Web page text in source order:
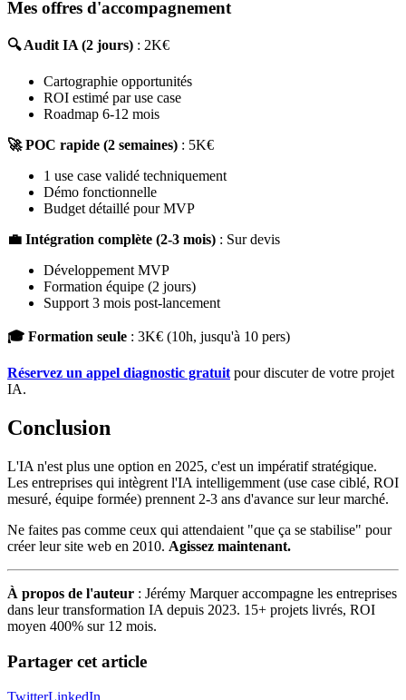
Mes offres d'accompagnement
🔍 Audit IA (2 jours) : 2K€
Cartographie opportunités
ROI estimé par use case
Roadmap 6-12 mois
🚀 POC rapide (2 semaines) : 5K€
1 use case validé techniquement
Démo fonctionnelle
Budget détaillé pour MVP
💼 Intégration complète (2-3 mois) : Sur devis
Développement MVP
Formation équipe (2 jours)
Support 3 mois post-lancement
🎓 Formation seule : 3K€ (10h, jusqu'à 10 pers)
Réservez un appel diagnostic gratuitpour discuter de votre projet
IA.
Conclusion
L'IA n'est plus une option en 2025, c'est un impératif stratégique.
Les entreprises qui intègrent l'IA intelligemment (use case ciblé, ROI
mesuré, équipe formée) prennent 2-3 ans d'avance sur leur marché.
Ne faites pas comme ceux qui attendaient "que ça se stabilise" pour
créer leur site web en 2010. Agissez maintenant.
À propos de l'auteur : Jérémy Marquer accompagne les entreprises
dans leur transformation IA depuis 2023. 15+ projets livrés, ROI
moyen 400% sur 12 mois.
Partager cet article
TwitterLinkedIn